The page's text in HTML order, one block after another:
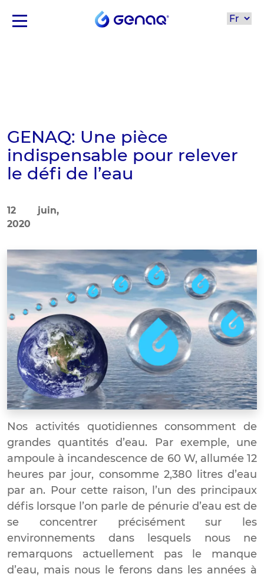
GENAQ: Une pièce
indispensable pour relever
le défi de l’eau
12 juin,
2020
Nos activités quotidiennes consomment de
grandes quantités d’eau. Par exemple, une
ampoule à incandescence de 60 W, allumée 12
heures par jour, consomme 2,380 litres d’eau
par an. Pour cette raison, l’un des principaux
défis lorsque l’on parle de pénurie d’eau est de
se concentrer précisément sur les
environnements dans lesquels nous ne
remarquons actuellement pas le manque
d’eau, mais nous le ferons dans les années à